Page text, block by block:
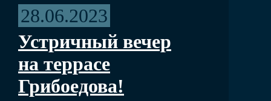
28.06.2023
Устричный вечер
на террасе
Грибоедова!